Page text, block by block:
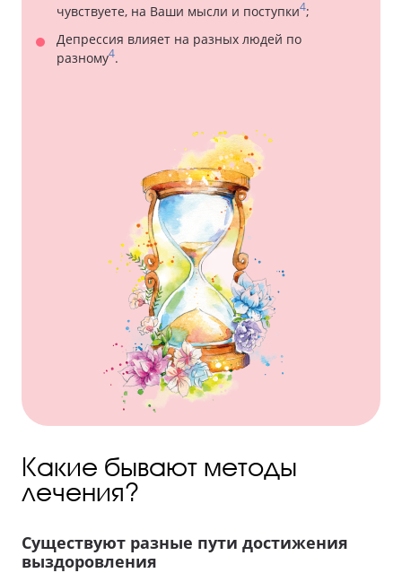
чувствуете, на Ваши мысли и поступки4;
Депрессия влияет на разных людей по
разному4.
Какие бывают методы
лечения?
Существуют разные пути достижения
выздоровления